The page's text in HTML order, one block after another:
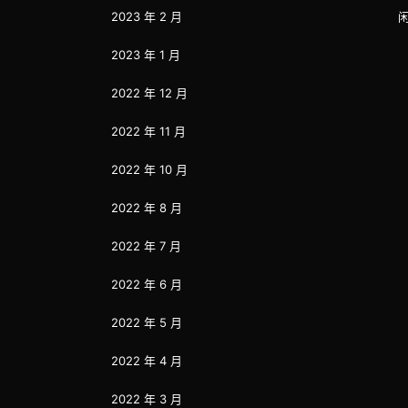
2023 年 2 月
2023 年 1 月
2022 年 12 月
2022 年 11 月
2022 年 10 月
2022 年 8 月
2022 年 7 月
2022 年 6 月
2022 年 5 月
2022 年 4 月
2022 年 3 月